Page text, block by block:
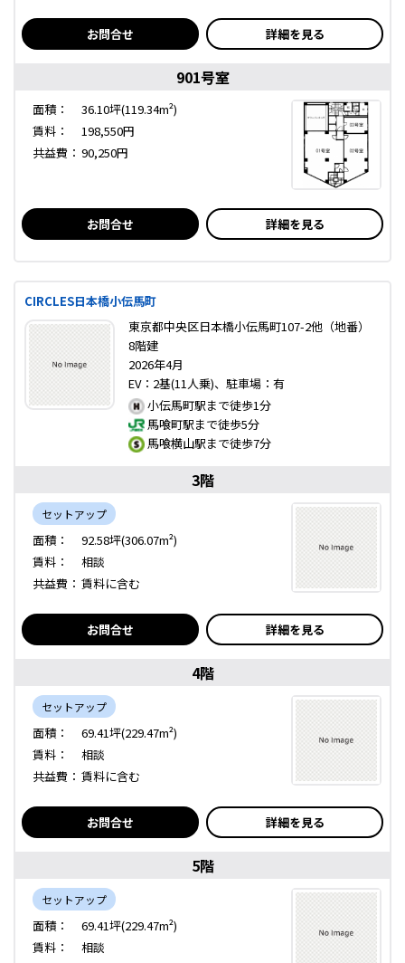
お問合せ 詳細を見る
901号室
面積：
36.10坪(119.34m²)
賃料：
198,550円
共益費： 90,250円
お問合せ 詳細を見る
CIRCLES日本橋小伝馬町
東京都中央区日本橋小伝馬町107-2他（地番）
8階建
2026年4月
EV：2基(11人乗)、駐車場：有
小伝馬町駅まで徒歩1分
馬喰町駅まで徒歩5分
馬喰横山駅まで徒歩7分
3階
セットアップ
面積：
92.58坪(306.07m²)
賃料：
相談
共益費： 賃料に含む
お問合せ 詳細を見る
4階
セットアップ
面積：
69.41坪(229.47m²)
賃料：
相談
共益費： 賃料に含む
お問合せ 詳細を見る
5階
セットアップ
面積：
69.41坪(229.47m²)
賃料：
相談